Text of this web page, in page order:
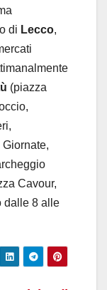
di Lecco,
(piazza
Cavour,
dalle 8 alle